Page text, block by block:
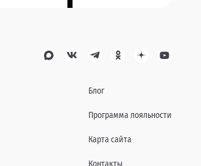
Блог
Программа лояльности
Карта сайта
Контакты